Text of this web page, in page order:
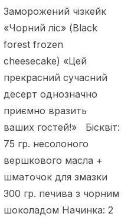
Заморожений чізкейк
«Чорний ліс» (Black
forest frozen
cheesecake) «Цей
прекрасний сучасний
десерт однозначно
приємно вразить
ваших гостей!» Бісквіт:
75 гр. несолоного
вершкового масла +
шматочок для змазки
300 гр. печива з чорним
шоколадом Начинка: 2